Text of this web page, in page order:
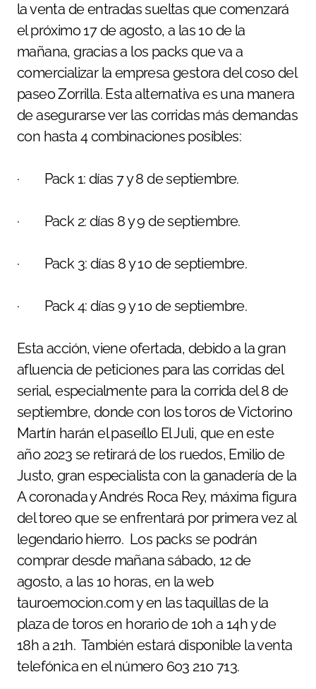
la venta de entradas sueltas que comenzará
el próximo 17 de agosto, a las 10 de la
mañana, gracias a los packs que va a
comercializar la empresa gestora del coso del
paseo Zorrilla. Esta alternativa es una manera
de asegurarse ver las corridas más demandas
con hasta 4 combinaciones posibles:
· Pack 1: días 7 y 8 de septiembre.
· Pack 2: días 8 y 9 de septiembre.
· Pack 3: días 8 y 10 de septiembre.
· Pack 4: días 9 y 10 de septiembre.
Esta acción, viene ofertada, debido a la gran
afluencia de peticiones para las corridas del
serial, especialmente para la corrida del 8 de
septiembre, donde con los toros de Victorino
Martín harán el paseíllo El Juli, que en este
año 2023 se retirará de los ruedos, Emilio de
Justo, gran especialista con la ganadería de la
A coronada y Andrés Roca Rey, máxima figura
del toreo que se enfrentará por primera vez al
legendario hierro. Los packs se podrán
comprar desde mañana sábado, 12 de
agosto, a las 10 horas, en la web
tauroemocion.com y en las taquillas de la
plaza de toros en horario de 10h a 14h y de
18h a 21h. También estará disponible la venta
telefónica en el número 603 210 713.